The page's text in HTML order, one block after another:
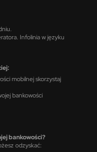
Infolinia w języku
mobilnej skorzystaj
bankowości
bankowości?
odzyskać: